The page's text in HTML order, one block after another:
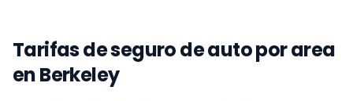
Tarifas de seguro de auto por area
en Berkeley